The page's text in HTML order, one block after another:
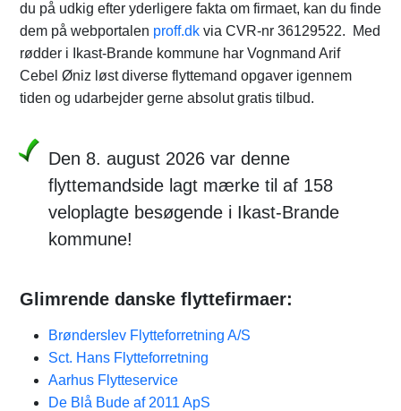
du på udkig efter yderligere fakta om firmaet, kan du finde
dem på webportalen proff.dk via CVR-nr 36129522. Med
rødder i Ikast-Brande kommune har Vognmand Arif
Cebel Øniz løst diverse flyttemand opgaver igennem
tiden og udarbejder gerne absolut gratis tilbud.
Den 8. august 2026 var denne
flyttemandside lagt mærke til af 158
veloplagte besøgende i Ikast-Brande
kommune!
Glimrende danske flyttefirmaer:
Brønderslev Flytteforretning A/S
Sct. Hans Flytteforretning
Aarhus Flytteservice
De Blå Bude af 2011 ApS